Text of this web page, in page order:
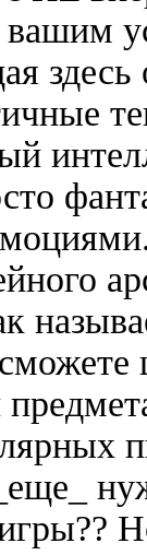
игры??